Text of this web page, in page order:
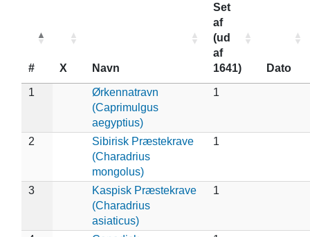
# X Navn
Set
af
(ud
af
1641)
Dato
1
Ørkennatravn
(Caprimulgus
aegyptius)
1
2
Sibirisk Præstekrave
(Charadrius
mongolus)
1
3
Kaspisk Præstekrave
(Charadrius
asiaticus)
1